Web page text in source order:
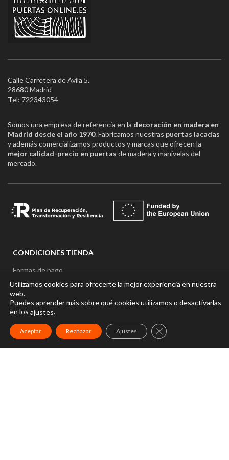
Calle Carretera de Ávila 5.
28680 Madrid
Tel: 722343054
Somos una empresa de referencia en la decoración en madera en
Madrid desde el año 1970. Fabricamos nuestras puertas lacadas
y además comercializamos productos y marcas que ofrecen la
mejor calidad-precio en puertas de madera y manivelas del
mercado.
CONDICIONES TIENDA
Formas de pago
Garantias y devoluciones
Plazos y formas de entrega
Precio y disponibilidad
Gastos de envío
Utilizamos cookies para ofrecerte la mejor experiencia en nuestra
web.
Puedes aprender más sobre qué cookies utilizamos o desactivarlas
en los ajustes.
Aceptar Rechazar Ajustes CERRAR EL